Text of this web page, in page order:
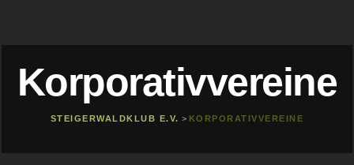
Korporativvereine
STEIGERWALDKLUB E.V. > KORPORATIVVEREINE